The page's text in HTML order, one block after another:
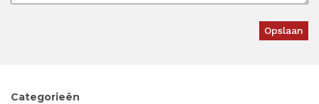
Categorieën